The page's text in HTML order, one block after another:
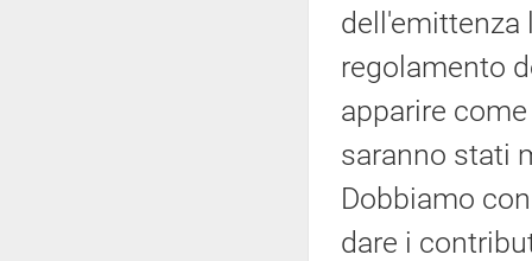
dell'emittenza
regolamento
apparire
saranno stati
Dobbiamo
dare i